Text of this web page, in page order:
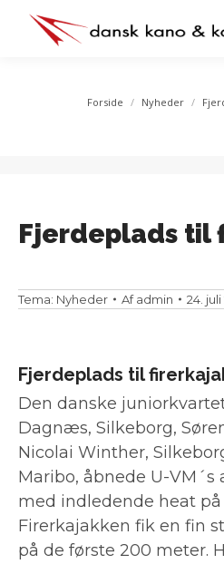
You are here:
Forside Nyheder
Fjerdeplads til
Tema: Nyheder Afadmin 24. juli
Fjerdeplads til
Den danske
Dagnæs, Silkeborg,
Nicolai Winther,
Maribo, åbnede U-VM´s
med indledende heat på
Firerkajakken fik en fin
på de første 200 meter.